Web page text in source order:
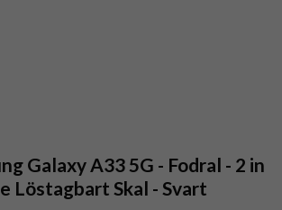
Galaxy A33 5G - Fodral - 2 in
Löstagbart Skal - Svart